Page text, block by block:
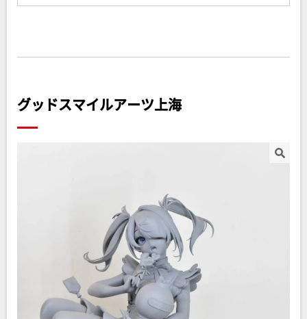
グッドスマイルアーツ上海